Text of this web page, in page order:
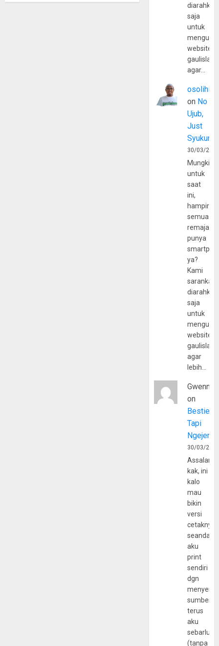
diarahkan
saja
untuk
website
agar…
osolihin
on No
Ujub,
Just
Syukur
30/03/
Mungkin
untuk
saat
ini,
hampir
semua
remaja
punya
ya?
Kami
sarankan,
diarahkan
saja
untuk
website
agar
lebih…
Gwenny
on
Bestie
Tapi
30/03/
kak, ini
kalo
mau
bikin
versi
cetaknya
aku
print
sendiri
dgn
sumber
terus
aku
(tanpa